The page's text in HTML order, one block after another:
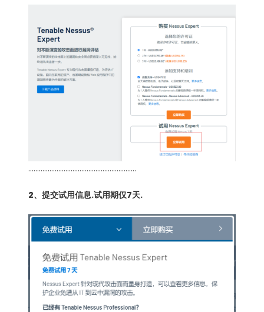
…………………………………………………….
2、提交试用信息.试用期仅7天.